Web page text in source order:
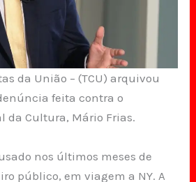
da União – (TCU) arquivou
feita contra o
da Cultura, Mário Frias.
nos últimos meses de
público, em viagem a NY. A